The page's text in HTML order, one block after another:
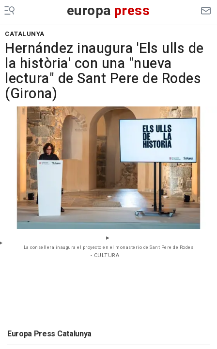
europa press
CATALUNYA
Hernández inaugura 'Els ulls de
la història' con una "nueva
lectura" de Sant Pere de Rodes
(Girona)
La consellera inaugura el proyecto en el monasterio de Sant Pere de Rodes
- CULTURA
Europa Press Catalunya